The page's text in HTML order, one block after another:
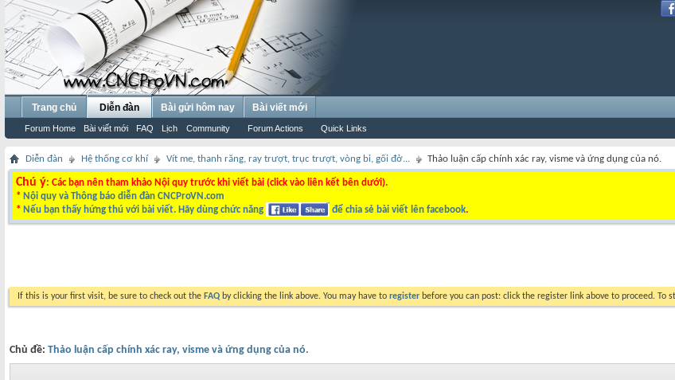
Trang chủ Diễn đàn
Forum Home Bài viết mới FAQ Lịch Community Forum Actions Quick Links
Bài gửi hôm nay Bài viết mới
Diễn đàn Hệ thống cơ khí Vít me, thanh răng, ray trượt, trục trượt, vòng bi, gối đở... Thảo luận cấp chính xác ray, visme và ứng dụng của nó.
Chú ý: Các bạn nên tham khảo Nội quy trước khi viết bài (click vào liên kết bên dưới).
* Nội quy và Thông báo diễn đàn CNCProVN.com
* Nếu bạn thấy hứng thú với bài viết. Hãy dùng chức năng để chia sẻ bài viết lên facebook.
If this is your first visit, be sure to check out the FAQ by clicking the link above. You may have to register before you can post: click the register link above to proceed.
Chủ đề: Thảo luận cấp chính xác ray, visme và ứng dụng của nó.